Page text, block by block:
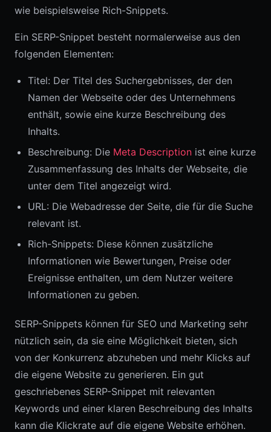
wie beispielsweise Rich-Snippets.
Ein SERP-Snippet besteht normalerweise aus den
folgenden Elementen:
Titel: Der Titel des Suchergebnisses, der den
Namen der Webseite oder des Unternehmens
enthält, sowie eine kurze Beschreibung des
Inhalts.
Beschreibung: Die Meta Description ist eine kurze
Zusammenfassung des Inhalts der Webseite, die
unter dem Titel angezeigt wird.
URL: Die Webadresse der Seite, die für die Suche
relevant ist.
Rich-Snippets: Diese können zusätzliche
Informationen wie Bewertungen, Preise oder
Ereignisse enthalten, um dem Nutzer weitere
Informationen zu geben.
SERP-Snippets können für SEO und Marketing sehr
nützlich sein, da sie eine Möglichkeit bieten, sich
von der Konkurrenz abzuheben und mehr Klicks auf
die eigene Website zu generieren. Ein gut
geschriebenes SERP-Snippet mit relevanten
Keywords und einer klaren Beschreibung des Inhalts
kann die Klickrate auf die eigene Website erhöhen.